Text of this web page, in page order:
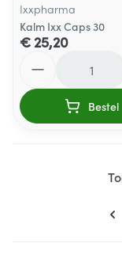
Ixxpharma
Kalm Ixx Caps 30
€ 25,20
Bestel